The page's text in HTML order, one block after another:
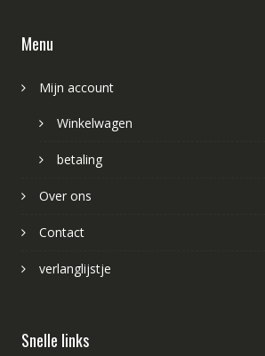
Menu
Mijn account
Winkelwagen
betaling
Over ons
Contact
verlanglijstje
Snelle links